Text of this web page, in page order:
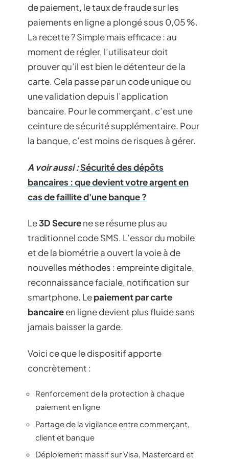
de paiement, le taux de fraude sur les
paiements en ligne a plongé sous 0,05 %.
La recette ? Simple mais efficace : au
moment de régler, l’utilisateur doit
prouver qu’il est bien le détenteur de la
carte. Cela passe par un code unique ou
une validation depuis l’application
bancaire. Pour le commerçant, c’est une
ceinture de sécurité supplémentaire. Pour
la banque, c’est moins de risques à gérer.
A voir aussi :Sécurité des dépôts
bancaires : que devient votre argent en
cas de faillite d'une banque ?
Le3D Securene se résume plus au
traditionnel code SMS. L’essor du mobile
et de la biométrie a ouvert la voie à de
nouvelles méthodes : empreinte digitale,
reconnaissance faciale, notification sur
smartphone. Lepaiement par carte
bancaireen ligne devient plus fluide sans
jamais baisser la garde.
Voici ce que le dispositif apporte
concrètement :
Renforcement de la protection à chaque
paiement en ligne
Partage de la vigilance entre commerçant,
client et banque
Déploiement massif sur Visa, Mastercard et